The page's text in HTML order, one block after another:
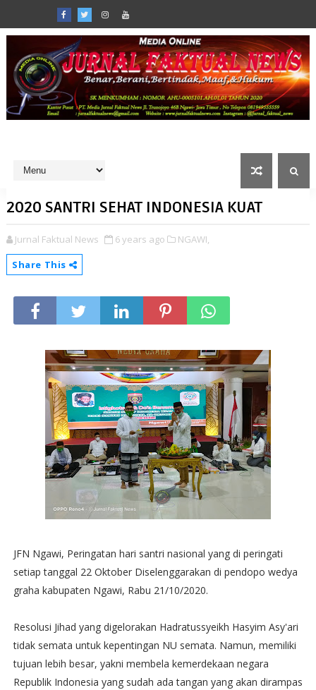
2020 SANTRI SEHAT INDONESIA KUAT
Jurnal Faktual News 6 years ago
NGAWI,
Share This
JFN Ngawi, Peringatan hari santri nasional yang di peringati
setiap tanggal 22 Oktober Diselenggarakan di pendopo wedya
graha kabupaten Ngawi, Rabu 21/10/2020.
Resolusi Jihad yang digelorakan Hadratussyeikh Hasyim Asy'ari
tidak semata untuk kepentingan NU semata. Namun, memiliki
tujuan lebih besar, yakni membela kemerdekaan negara
Republik Indonesia yang sudah ada tangan yang akan dirampas